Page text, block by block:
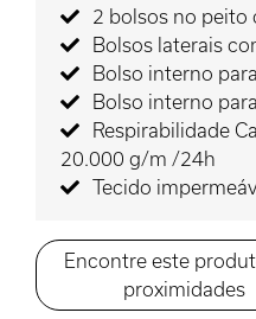
2 bolsos no peito
Bolsos laterais
Bolso interno
Bolso interno
Respirabilidade
20.000 g/m /24h
Tecido
Encontre este
proximidades